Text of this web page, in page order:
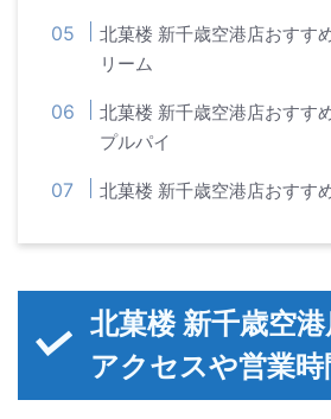
北菓楼 新千歳空港店おす
リーム
北菓楼 新千歳空港店おす
プルパイ
北菓楼 新千歳空港店おすす
北菓楼 新千歳空
アクセスや営業時